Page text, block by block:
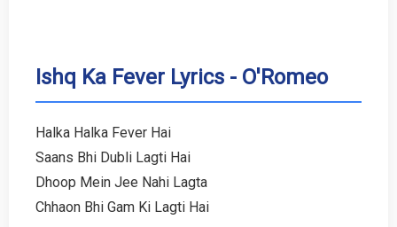
Ishq Ka Fever Lyrics - O'Romeo
Halka Halka Fever Hai
Saans Bhi Dubli Lagti Hai
Dhoop Mein Jee Nahi Lagta
Chhaon Bhi Gam Ki Lagti Hai